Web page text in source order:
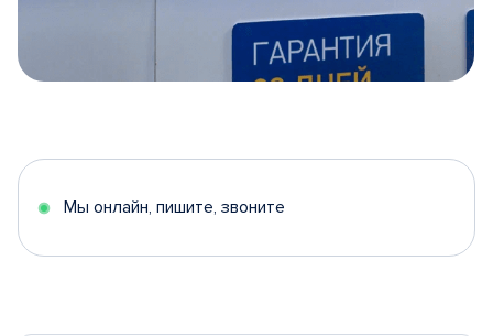
5
Мы онлайн, пишите, звоните